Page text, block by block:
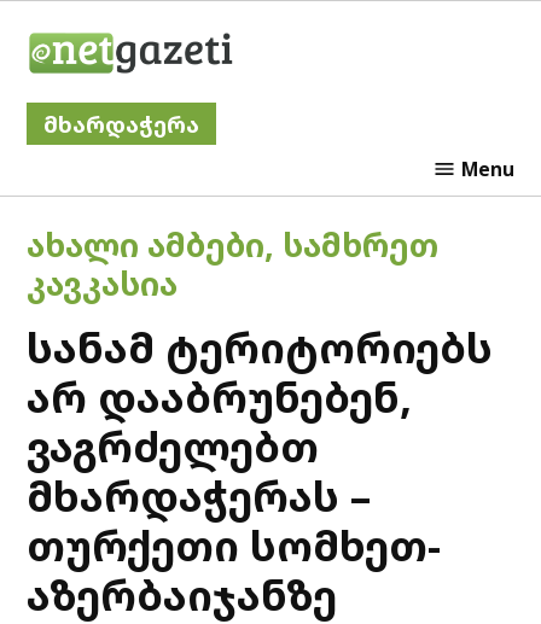
მხარდაჭერა
Menu
POSTED
IN
ᲐᲮᲐᲚᲘ ᲐᲛᲑᲔᲑᲘ, ᲡᲐᲛᲮᲠᲔᲗ
ᲙᲐᲕᲙᲐᲡᲘᲐ
სანამ ტერიტორიებს
არ დააბრუნებენ,
ვაგრძელებთ
მხარდაჭერას –
თურქეთი სომხეთ-
აზერბაიჯანზე